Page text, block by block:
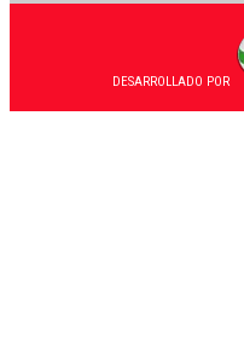
DESARROLLADO POR